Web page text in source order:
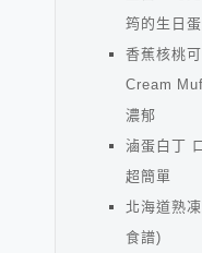
筠的生日
香蕉核桃
Cream
濃郁
滷蛋白丁
超簡單
北海道熟
食譜)